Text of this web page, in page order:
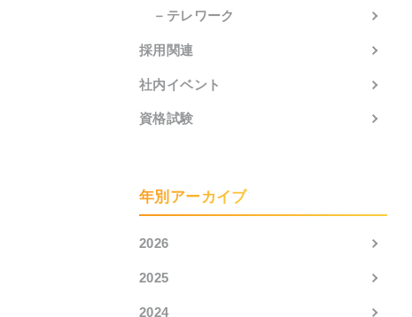
－テレワーク
採用関連
社内イベント
資格試験
年別アーカイブ
2026
2025
2024